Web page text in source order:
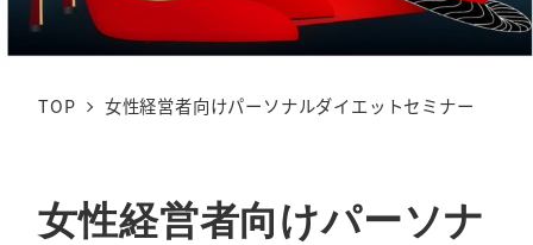
TOP 女性経営者向けパーソナルダイエットセミナー
女性経営者向けパーソナ